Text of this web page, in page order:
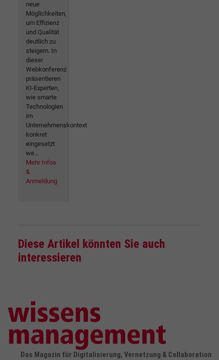
neue
Möglichkeiten,
um Effizienz
und Qualität
deutlich zu
steigern. In
dieser
Webkonferenz
präsentieren
KI-Experten,
wie smarte
Technologien
im
Unternehmenskontext
konkret
eingesetzt
we...
Mehr Infos
&
Anmeldung
Diese Artikel könnten Sie auch
interessieren
Das Magazin für Digitalisierung, Vernetzung & Collaboration